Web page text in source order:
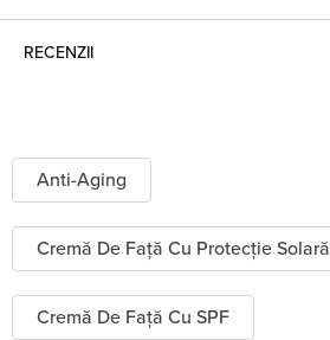
RECENZII
Anti-Aging
Cremă De Față Cu Protecție Solară
Cremă De Față Cu SPF